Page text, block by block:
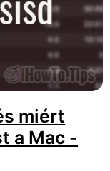
miért
a Mac -